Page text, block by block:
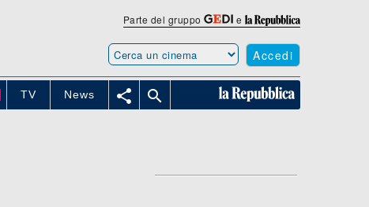
Parte del gruppo e
Accedi
TV News  